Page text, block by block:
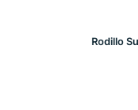
Rodillo